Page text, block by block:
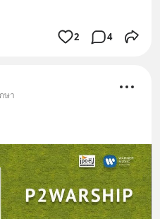
2 4
ษา